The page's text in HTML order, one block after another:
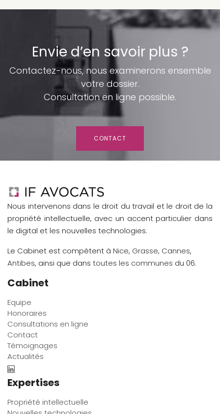
Envie d’en savoir plus ?
Contactez-nous, nous examinerons ensemble
votre dossier.
Consultation en ligne possible.
CONTACT
Nous intervenons dans le droit du travail et le droit de la
propriété intellectuelle, avec un accent particulier dans
le digital et les nouvelles technologies.
Le Cabinet est compétent à Nice, Grasse, Cannes,
Antibes, ainsi que dans toutes les communes du 06.
Cabinet
Equipe
Honoraires
Consultations en ligne
Contact
Témoignages
Actualités
Expertises
Propriété intellectuelle